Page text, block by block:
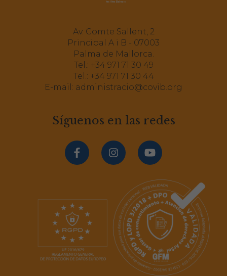
Av. Comte Sallent, 2
Principal A i B - 07003
Palma de Mallorca.
Tel.: +34 971 71 30 49
Tel.: +34 971 71 30 44
E-mail: administracio@covib.org
Síguenos en las redes